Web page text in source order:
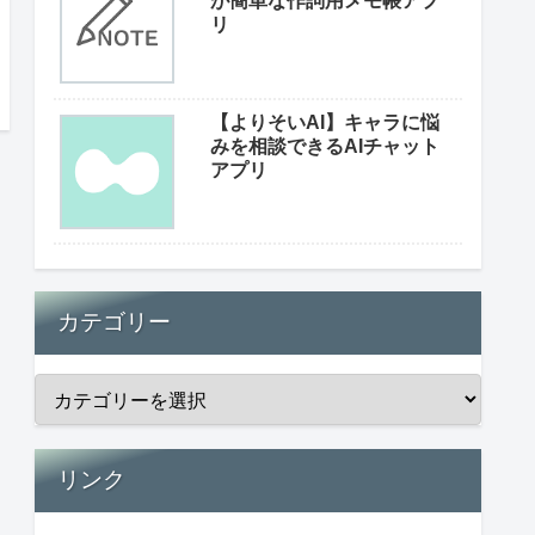
リ
【よりそいAI】キャラに悩
みを相談できるAIチャット
アプリ
カテゴリー
リンク